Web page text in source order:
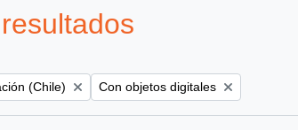
(Chile) Remove filter:
Con objetos digitales